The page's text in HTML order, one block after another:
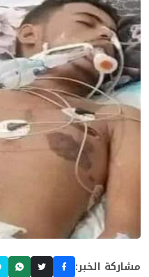
مشاركة الخبر: